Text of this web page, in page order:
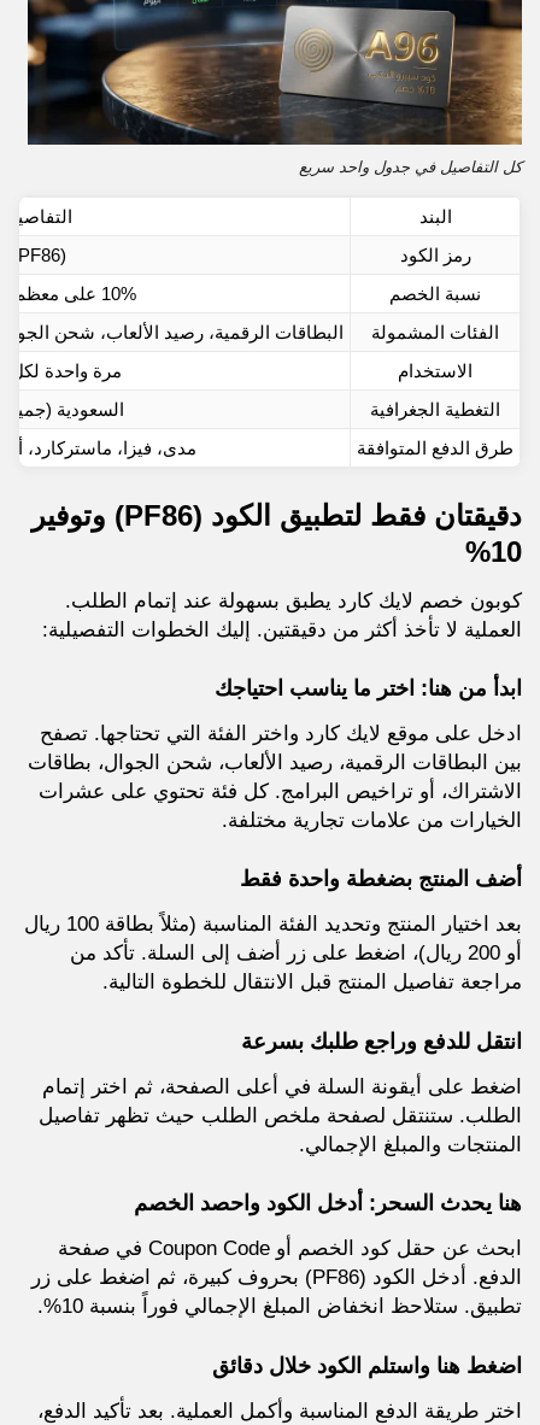
كل التفاصيل في جدول واحد سريع
البند
التفاصيل
رمز الكود
(PF86)
نسبة الخصم
10% على معظم المنتجات
الفئات المشمولة
البطاقات الرقمية، رصيد الألعاب، شحن
الاستخدام
مرة واحدة
التغطية الجغرافية
السعودية (جميع
طرق الدفع المتوافقة
مدى، فيزا، ماستركارد، أبل
دقيقتان فقط لتطبيق الكود (PF86) وتوفير
10%
كوبون خصم لايك كارد يطبق بسهولة عند إتمام الطلب.
العملية لا تأخذ أكثر من دقيقتين. إليك الخطوات التفصيلية:
ابدأ من هنا: اختر ما يناسب احتياجك
ادخل على موقع لايك كارد واختر الفئة التي تحتاجها. تصفح
بين البطاقات الرقمية، رصيد الألعاب، شحن الجوال، بطاقات
الاشتراك، أو تراخيص البرامج. كل فئة تحتوي على عشرات
الخيارات من علامات تجارية مختلفة.
أضف المنتج بضغطة واحدة فقط
بعد اختيار المنتج وتحديد الفئة المناسبة (مثلاً بطاقة 100 ريال
أو 200 ريال)، اضغط على زر أضف إلى السلة. تأكد من
مراجعة تفاصيل المنتج قبل الانتقال للخطوة التالية.
انتقل للدفع وراجع طلبك بسرعة
اضغط على أيقونة السلة في أعلى الصفحة، ثم اختر إتمام
الطلب. ستنتقل لصفحة ملخص الطلب حيث تظهر تفاصيل
المنتجات والمبلغ الإجمالي.
هنا يحدث السحر: أدخل الكود واحصد الخصم
ابحث عن حقل كود الخصم أو Coupon Code في صفحة
الدفع. أدخل الكود (PF86) بحروف كبيرة، ثم اضغط على زر
تطبيق. ستلاحظ انخفاض المبلغ الإجمالي فوراً بنسبة 10%.
اضغط هنا واستلم الكود خلال دقائق
اختر طريقة الدفع المناسبة وأكمل العملية. بعد تأكيد الدفع،